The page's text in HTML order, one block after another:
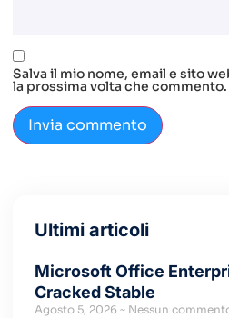
Salva il mio nome, email e sito
la prossima volta che commento.
Ultimi articoli
Microsoft Office
Cracked Stable
Agosto 5, 2026 Nessun